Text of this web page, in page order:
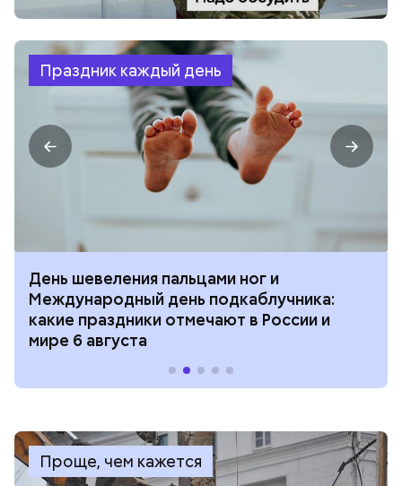
Праздник каждый день
День шевеления пальцами ног и
Международный день подкаблучника:
какие праздники отмечают в России и
мире 6 августа
Проще, чем кажется